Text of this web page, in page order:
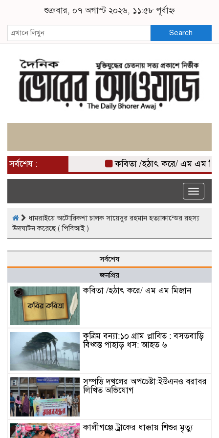
শুক্রবার, ০৭ অগাস্ট ২০২৬, ১১:৫৮ পূর্বাহ্ন
Search
সর্বশেষ : কবিতা /হঠাৎ করে/ এম এম
Toggle
ধামরাইয়ে অটোরিকশা চালক সায়েদুর রহমান হত্যাকান্ডের রহস্য
উদঘাটন করেছে ( পিবিআই )
সর্বশেষ
জনপ্রিয়
কবিতা /হঠাৎ করে/ এম এম মিজান
কৃত্রিম বন্যা:১০ গ্রাম প্লাবিত : বসতবাড়ি
বিধ্বস্ত পাহাড় ধস: আহত ৬
সম্পত্তি দখলের অপচেষ্টা:ইউএনও বরাবর
লিখিত অভিযোগ
কালীগঞ্জে ট্রাকের ধাক্কায় শিশুর মৃত্যু